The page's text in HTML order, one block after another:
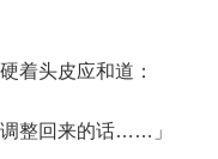
头皮应和道：
整回来的话……」